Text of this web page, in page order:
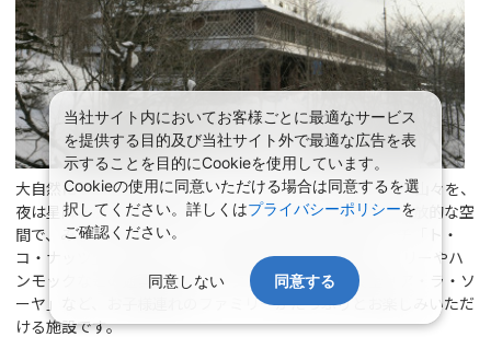
大自然につつまれた北湯沢では、晴れた日には四季折々の山々を、
夜は星降る満天の夜空を楽しむことができます。明るく開放的な空
間で、みなさまをお迎えいたします。森の中の温泉ビーチ「ト・
コ・ナッツ」や トム・ソーヤの冒険をコンセプトに、ツリーやハ
ンモックなどの遊具を用いたワクワク感あふれる食堂「ア・ラ・ソ
ーヤ」など、お子様連れのファミリーがたっぷりとお楽しみいただ
ける施設です。
当社サイト内においてお客様ごとに最適なサービス
を提供する目的及び当社サイト外で最適な広告を表
示することを目的にCookieを使用しています。
Cookieの使用に同意いただける場合は同意するを選
択してください。詳しくはプライバシーポリシーを
ご確認ください。
同意しない 同意する